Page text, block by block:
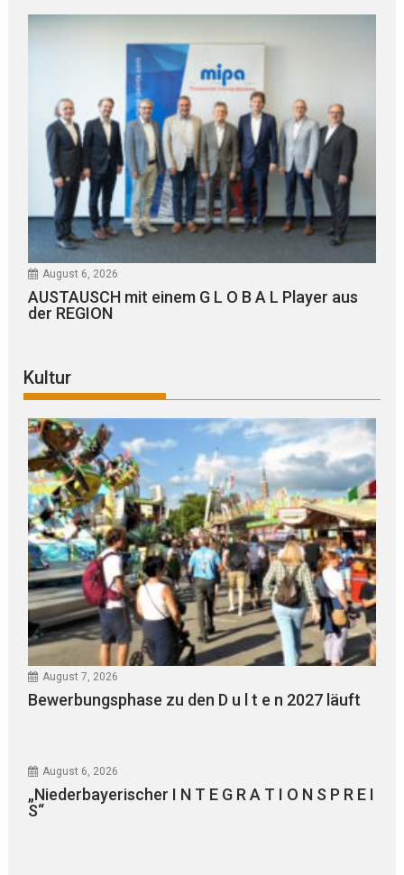
August 6, 2026
AUSTAUSCH mit einem G L O B A L Player aus
der REGION
Kultur
August 7, 2026
Bewerbungsphase zu den D u l t e n 2027 läuft
August 6, 2026
„Niederbayerischer I N T E G R A T I O N S P R E I
S“